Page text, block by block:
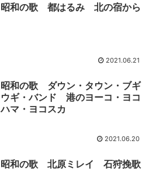
昭和の歌 都はるみ 北の宿から
2021.06.21
昭和の歌 ダウン・タウン・ブギ
ウギ・バンド 港のヨーコ・ヨコ
ハマ・ヨコスカ
2021.06.20
昭和の歌 北原ミレイ 石狩挽歌